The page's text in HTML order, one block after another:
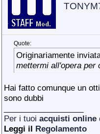
Quote:
Originariamente
mettermi all'opera per
Hai fatto comunque un
sono dubbi
Per i tuoi acquisti online
Leggi il Regolamento